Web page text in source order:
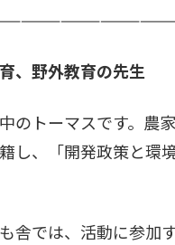
、野外教育の先生
のトーマスです。農
し、「開発政策と環
舎では、活動に参加